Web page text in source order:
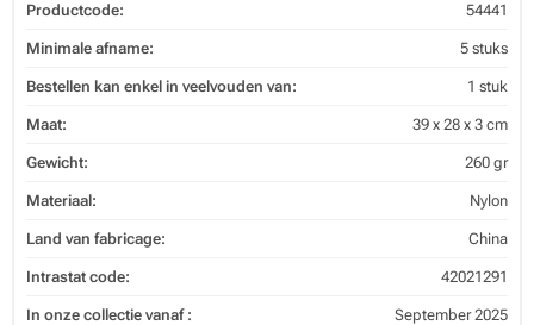
Productcode: 54441
Minimale afname: 5 stuks
Bestellen kan enkel in veelvouden van: 1 stuk
Maat: 39 x 28 x 3 cm
Gewicht: 260 gr
Materiaal: Nylon
Land van fabricage: China
Intrastat code: 42021291
In onze collectie vanaf : September 2025